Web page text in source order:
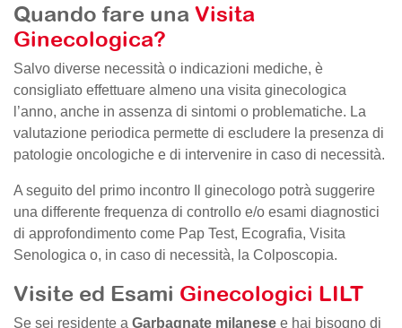
Quando fare una Visita
Ginecologica?
Salvo diverse necessità o indicazioni mediche, è
consigliato effettuare almeno una visita ginecologica
l’anno, anche in assenza di sintomi o problematiche. La
valutazione periodica permette di escludere la presenza di
patologie oncologiche e di intervenire in caso di necessità.
A seguito del primo incontro Il ginecologo potrà suggerire
una differente frequenza di controllo e/o esami diagnostici
di approfondimento come Pap Test, Ecografia, Visita
Senologica o, in caso di necessità, la Colposcopia.
Visite ed Esami Ginecologici LILT
Se sei residente a Garbagnate milanese e hai bisogno di